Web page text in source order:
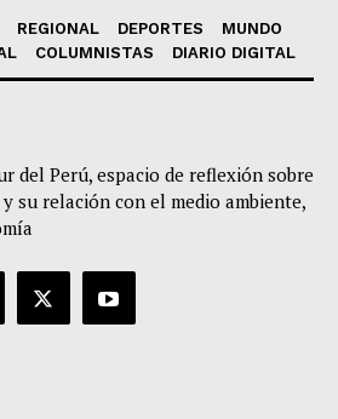
REGIONAL DEPORTES
MUNDO
COLUMNISTAS DIARIO DIGITAL
del Perú, espacio de reflexión sobre
su relación con el medio ambiente,